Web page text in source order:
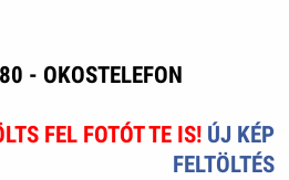
- OKOSTELEFON
FEL FOTÓT TE IS! ÚJ KÉP
FELTÖLTÉS